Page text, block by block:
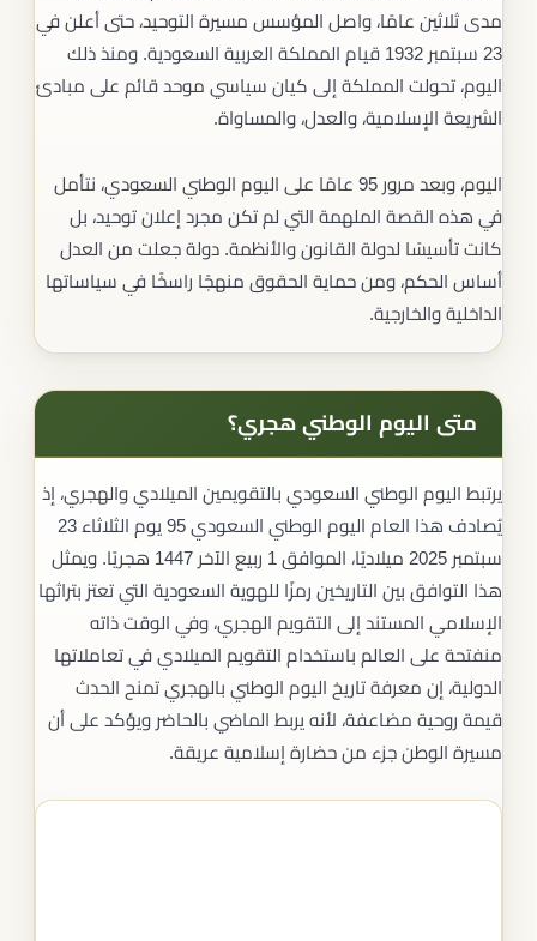
مدى ثلاثين عامًا، واصل المؤسس مسيرة التوحيد، حتى أعلن في
23 سبتمبر 1932 قيام المملكة العربية السعودية. ومنذ ذلك
اليوم، تحولت المملكة إلى كيان سياسي موحد قائم على مبادئ
الشريعة الإسلامية، والعدل، والمساواة.
اليوم، وبعد مرور 95 عامًا على اليوم الوطني السعودي، نتأمل
في هذه القصة الملهمة التي لم تكن مجرد إعلان توحيد، بل
كانت تأسيسًا لدولة القانون والأنظمة. دولة جعلت من العدل
أساس الحكم، ومن حماية الحقوق منهجًا راسخًا في سياساتها
الداخلية والخارجية.
متى اليوم الوطني هجري؟
يرتبط اليوم الوطني السعودي بالتقويمين الميلادي والهجري، إذ
يُصادف هذا العام اليوم الوطني السعودي 95 يوم الثلاثاء 23
سبتمبر 2025 ميلاديًا، الموافق 1 ربيع الآخر 1447 هجريًا. ويمثل
هذا التوافق بين التاريخين رمزًا للهوية السعودية التي تعتز بتراثها
الإسلامي المستند إلى التقويم الهجري، وفي الوقت ذاته
منفتحة على العالم باستخدام التقويم الميلادي في تعاملاتها
الدولية، إن معرفة تاريخ اليوم الوطني بالهجري تمنح الحدث
قيمة روحية مضاعفة، لأنه يربط الماضي بالحاضر ويؤكد على أن
مسيرة الوطن جزء من حضارة إسلامية عريقة.